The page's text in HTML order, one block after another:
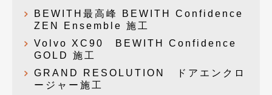
BEWITH最高峰 BEWITH Confidence
ZEN Ensemble 施工
Volvo XC90 BEWITH Confidence
GOLD 施工
GRAND RESOLUTION ドアエンクロ
ージャー施工